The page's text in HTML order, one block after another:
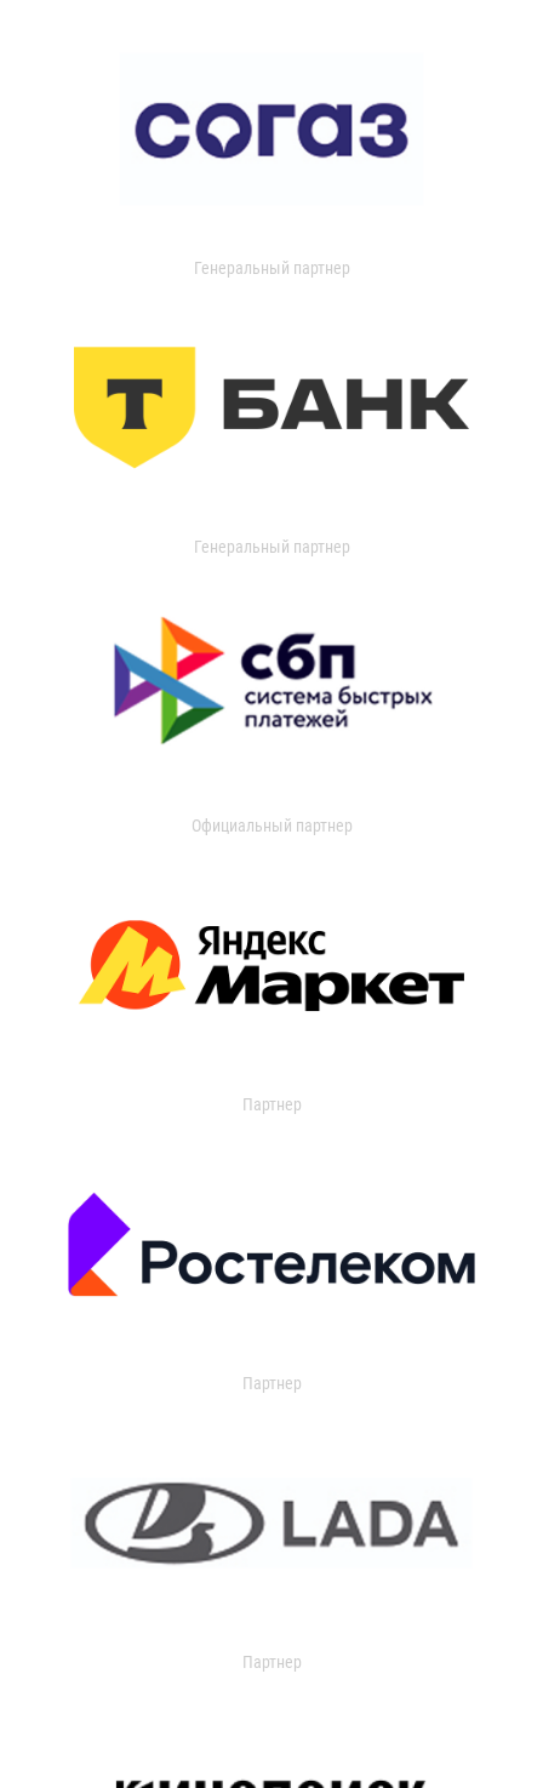
Генеральный партнер
Генеральный партнер
Официальный партнер
Партнер
Партнер
Партнер